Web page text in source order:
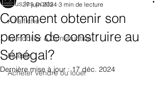
Tous les posts
À l'affiche
Immobilier & Construction
Investir
Acheter vendre ou louer
Comment obtenir son
permis de construire au
Sénégal?
27 juin 2024 3 min de lecture
Dernière mise à jour :17 déc. 2024